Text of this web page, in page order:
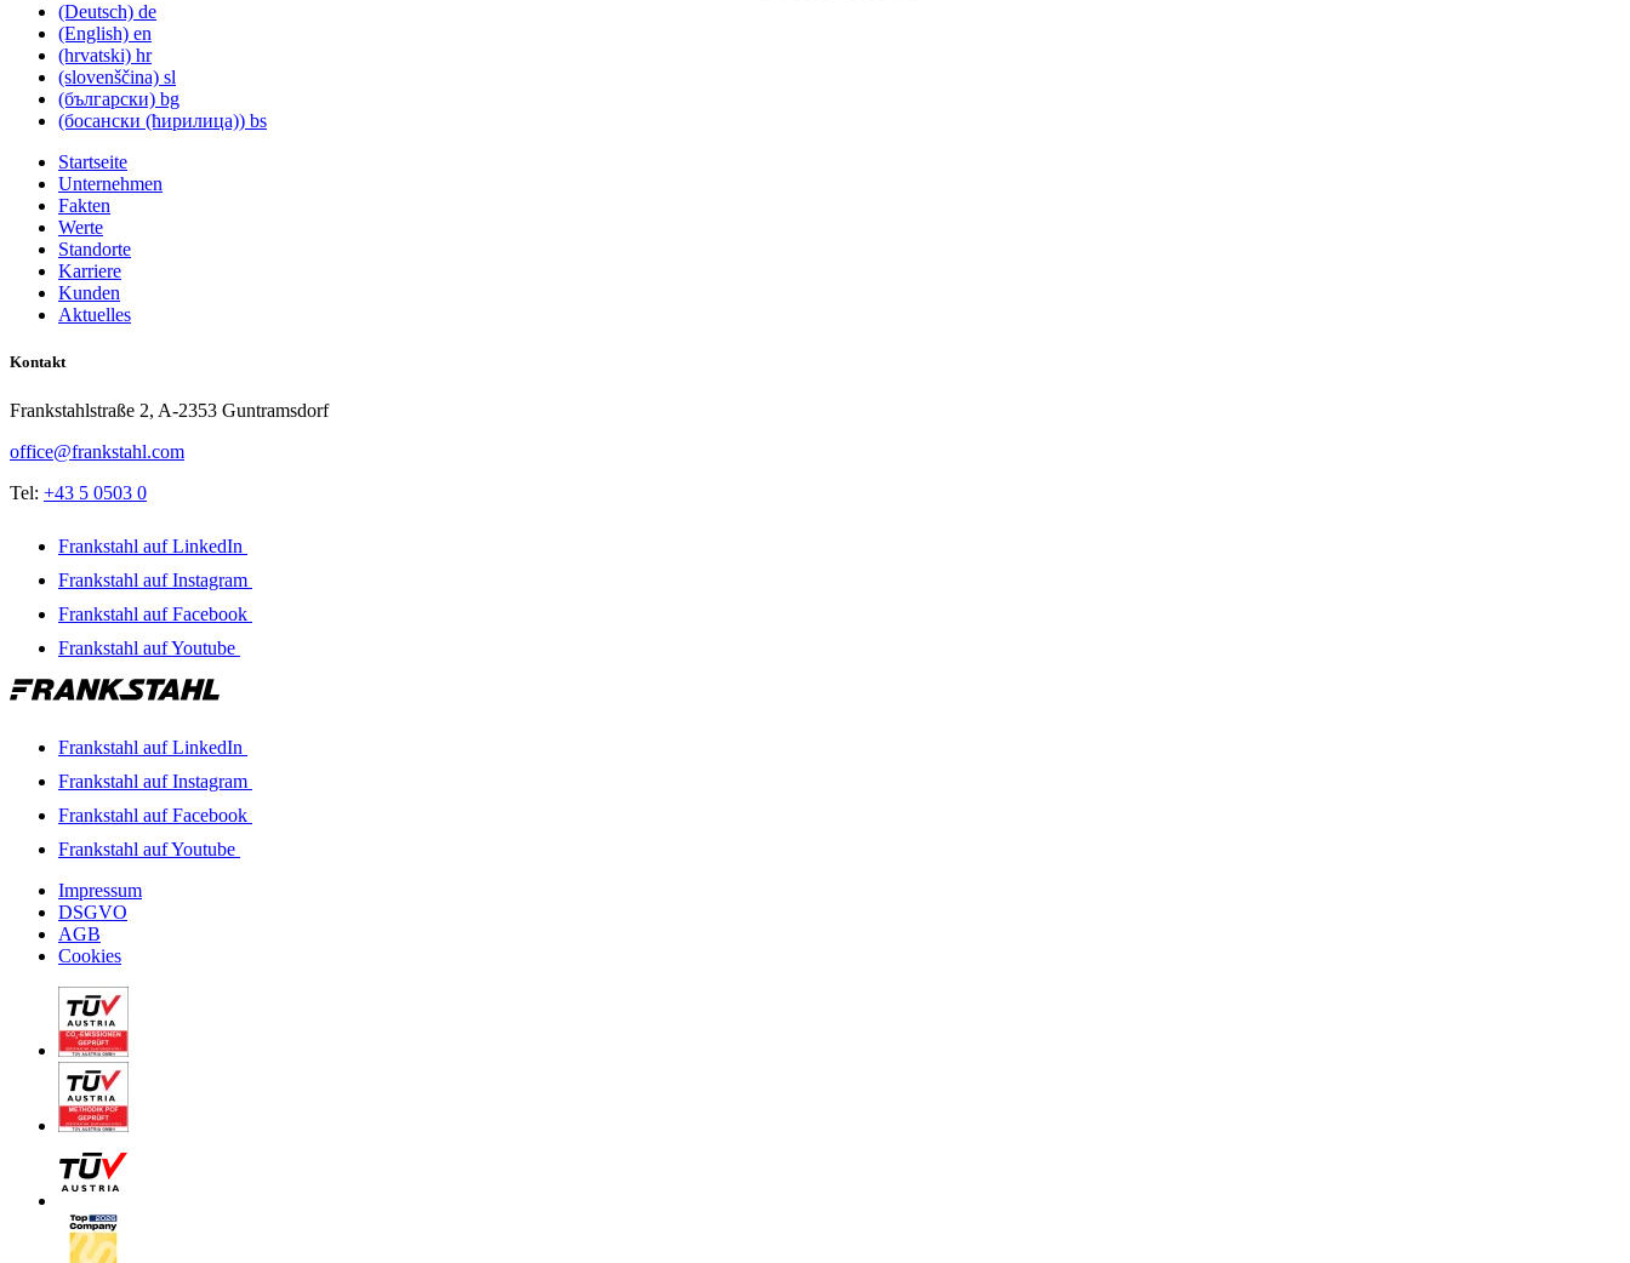
(Deutsch) de
(English) en
(hrvatski) hr
(slovenščina) sl
(български) bg
(босански (ћирилица)) bs
Startseite
Unternehmen
Fakten
Werte
Standorte
Karriere
Kunden
Aktuelles
Kontakt
Frankstahlstraße 2, A-2353 Guntramsdorf
office@frankstahl.com
Tel: +43 5 0503 0
Frankstahl auf LinkedIn
Frankstahl auf Instagram
Frankstahl auf Facebook
Frankstahl auf Youtube
Frankstahl auf LinkedIn
Frankstahl auf Instagram
Frankstahl auf Facebook
Frankstahl auf Youtube
Impressum
DSGVO
AGB
Cookies